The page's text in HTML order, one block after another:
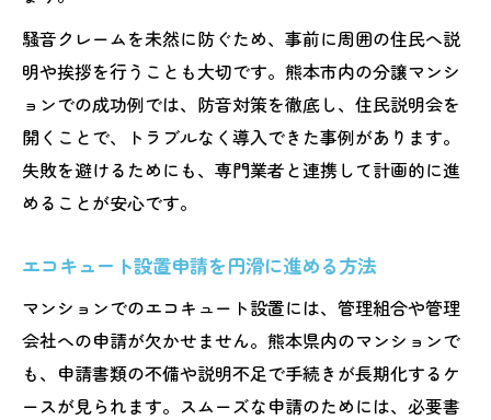
騒音クレームを未然に防ぐため、事前に周囲の住民へ説
明や挨拶を行うことも大切です。熊本市内の分譲マンシ
ョンでの成功例では、防音対策を徹底し、住民説明会を
開くことで、トラブルなく導入できた事例があります。
失敗を避けるためにも、専門業者と連携して計画的に進
めることが安心です。
エコキュート設置申請を円滑に進める方法
マンションでのエコキュート設置には、管理組合や管理
会社への申請が欠かせません。熊本県内のマンションで
も、申請書類の不備や説明不足で手続きが長期化するケ
ースが見られます。スムーズな申請のためには、必要書